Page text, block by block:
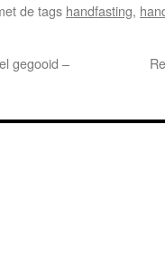
de tags handfasting,
gegooid –